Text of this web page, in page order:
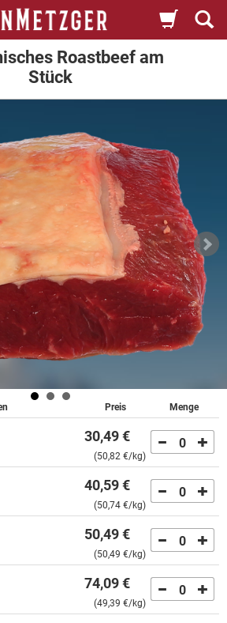
Roastbeef am
Stück
Preis Menge
30,49 €
(50,82 €/kg)
0
40,59 €
(50,74 €/kg)
0
50,49 €
(50,49 €/kg)
0
74,09 €
(49,39 €/kg)
0